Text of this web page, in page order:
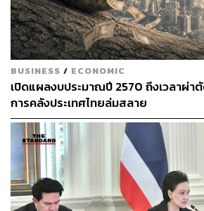
ในช่วงท้าย เดชรัตได้เรียกร้องให้กระท
ข้อมูลตัวเลขการส่งออกประจำเดือนเม
เว็บไซต์อย่างเป็นทางการ เนื่องจากปัจ
เพียงเดือนมีนาคม เพื่อให้ประชาชนแล
สามารถร่วมตรวจสอบสถิติสินค้าเกษตร
สินค้าที่มีอัตราการส่งออกลดลง ซึ่งทาง
มากล่าวถึง
ทั้งนี้ พรรคประชาชนยืนยันว่าพร้อมที่จะ
เชิงลึกและชี้แนะปมปัญหาที่แท้จริง เพื่อมิ
บวกเพียงบางมิติ มาบดบังความเดือดร้
โครงสร้างที่เกษตรกรไทยกำลังเผชิญอ
BUSINESS / ECONOMIC
เปิดแผลงบประมาณปี 2570 ถึงเวลาผ่า
การคลังประเทศไทยล่มสลาย